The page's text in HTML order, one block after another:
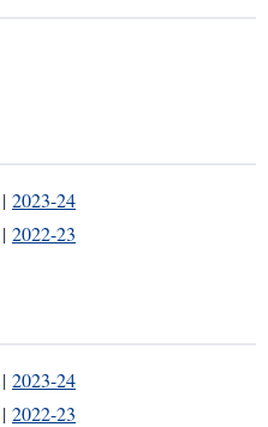
| 2023-24
| 2022-23
| 2023-24
| 2022-23